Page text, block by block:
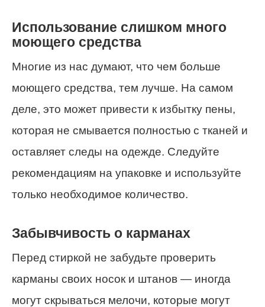
Использование слишком много
моющего средства
Многие из нас думают, что чем больше
моющего средства, тем лучше. На самом
деле, это может привести к избытку пены,
которая не смывается полностью с тканей и
оставляет следы на одежде. Следуйте
рекомендациям на упаковке и используйте
только необходимое количество.
Забывчивость о карманах
Перед стиркой не забудьте проверить
карманы своих носок и штанов — иногда
могут скрываться мелочи, которые могут